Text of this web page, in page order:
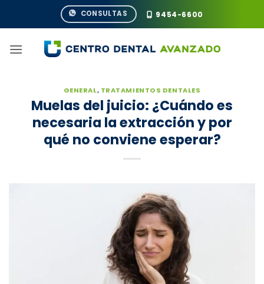
CONSULTAS 9454-6600
GENERAL, TRATAMIENTOS DENTALES
Muelas del juicio: ¿Cuándo es
necesaria la extracción y por
qué no conviene esperar?